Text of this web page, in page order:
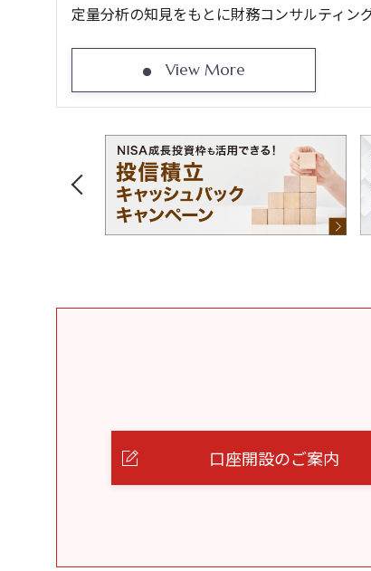
定量分析の知見をもとに財務コンサルティン
View More
口座開設のご案内